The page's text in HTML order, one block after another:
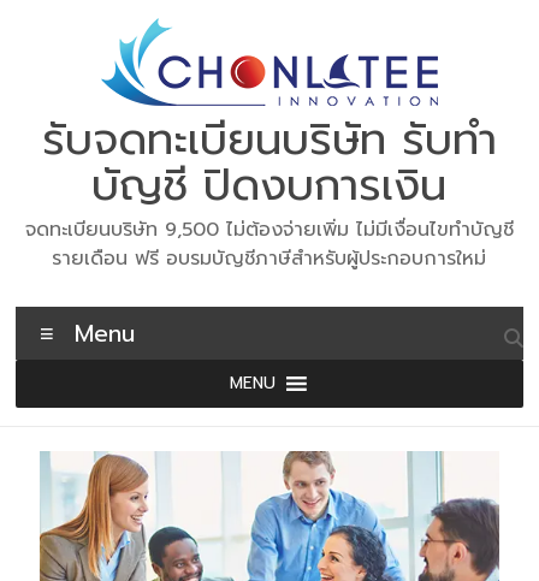
รับจดทะเบียนบริษัท รับทำ
บัญชี ปิดงบการเงิน
จดทะเบียนบริษัท 9,500 ไม่ต้องจ่ายเพิ่ม ไม่มีเงื่อนไขทำบัญชี
รายเดือน ฟรี อบรมบัญชีภาษีสำหรับผู้ประกอบการใหม่
Menu
MENU